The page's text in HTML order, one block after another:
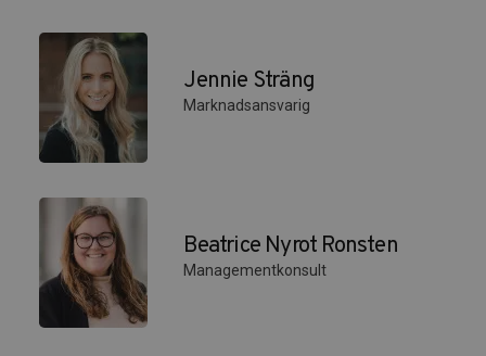
Jennie Sträng
Marknadsansvarig
Beatrice Nyrot Ronsten
Managementkonsult